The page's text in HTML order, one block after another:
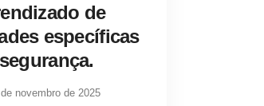
de
específicas
novembro de 2025